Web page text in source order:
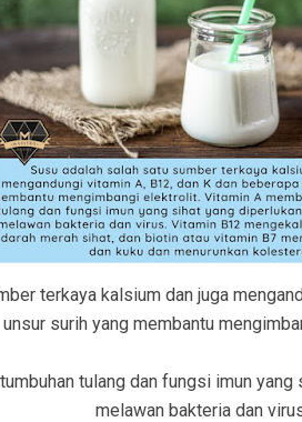
terkaya kalsium dan juga
unsur surih yang membantu
tulang dan fungsi imun
melawan bakteria dan